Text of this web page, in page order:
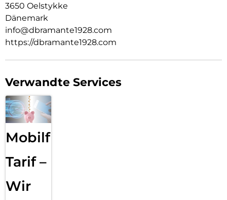
3650 Oelstykke
Dänemark
info@dbramante1928.com
https://dbramante1928.com
Verwandte Services
Mobilfunk
Tarif –
Wir